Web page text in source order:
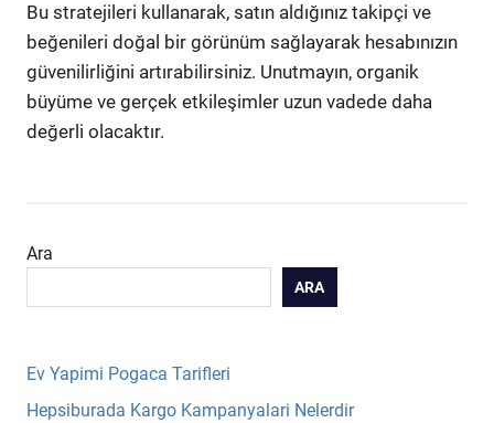
Bu stratejileri kullanarak, satın aldığınız takipçi ve
beğenileri doğal bir görünüm sağlayarak hesabınızın
güvenilirliğini artırabilirsiniz. Unutmayın, organik
büyüme ve gerçek etkileşimler uzun vadede daha
değerli olacaktır.
Ara
ARA
Ev Yapimi Pogaca Tarifleri
Hepsiburada Kargo Kampanyalari Nelerdir